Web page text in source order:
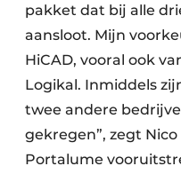
pakket dat bij alle
aansloot. Mijn
HiCAD, vooral ook
Logikal. Inmiddels
twee andere
gekregen”, zegt
Portalume